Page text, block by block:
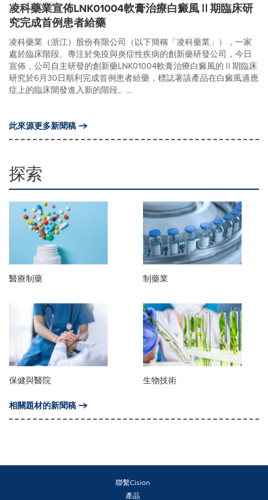
凌科藥業宣佈LNK01004軟膏治療白癜風Ⅱ期臨床研
究完成首例患者給藥
凌科藥業（浙江）股份有限公司（以下簡稱「凌科藥業」），一家
處於臨床階段、專注於免疫與炎症性疾病的創新藥研發公司，今日
宣佈，公司自主研發的創新藥LNK01004軟膏治療白癜風的Ⅱ期臨床
研究於6月30日順利完成首例患者給藥，標誌著該產品在白癜風適應
症上的臨床開發進入新的階段。...
此來源更多新聞稿
探索
醫療制藥 制藥業
保健與醫院 生物技術
相關題材的新聞稿
聯繫Cision
產品